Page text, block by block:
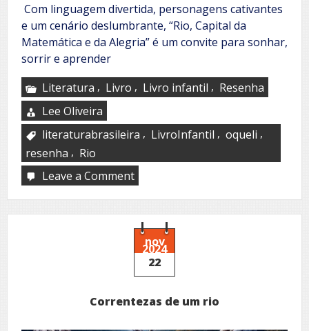
Com linguagem divertida, personagens cativantes
e um cenário deslumbrante, “Rio, Capital da
Matemática e da Alegria” é um convite para sonhar,
sorrir e aprender
Literatura , Livro , Livro infantil , Resenha
Lee Oliveira
literaturabrasileira , LivroInfantil , oqueli ,
resenha , Rio
Leave a Commenton
Capital
da
Matemática
da
Alegria
nov
2024
22
Correntezas de um rio